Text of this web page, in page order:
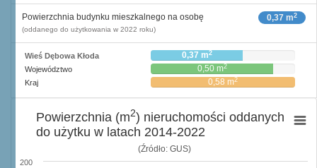
0,37 m2
Powierzchnia budynku mieszkalnego na osobę
(oddanego do użytkowania w 2022 roku)
Wieś Dębowa Kłoda 0,37 m2
Województwo 0,50 m2
Kraj 0,58 m2
(Źródło: GUS)
200
Powierzchnia (m2) nieruchomości oddanych
do użytku w latach 2014-2022